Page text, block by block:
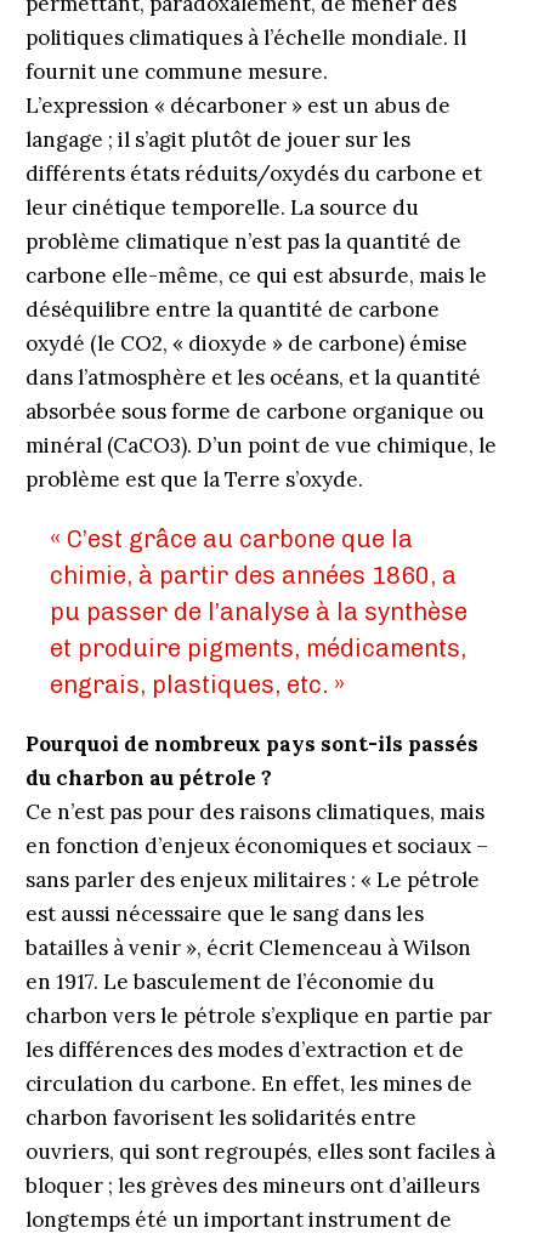
politiques climatiques à l’échelle mondiale. Il
fournit une commune mesure.
L’expression « décarboner » est un abus de
langage ; il s’agit plutôt de jouer sur les
différents états réduits/oxydés du carbone et
leur cinétique temporelle. La source du
problème climatique n’est pas la quantité de
carbone elle-même, ce qui est absurde, mais le
déséquilibre entre la quantité de carbone
oxydé (le CO2, « dioxyde » de carbone) émise
dans l’atmosphère et les océans, et la quantité
absorbée sous forme de carbone organique ou
minéral (CaCO3). D’un point de vue chimique, le
problème est que la Terre s’oxyde.
« C’est grâce au carbone que la
chimie, à partir des années 1860, a
pu passer de l’analyse à la synthèse
et produire pigments, médicaments,
engrais, plastiques, etc. »
Pourquoi de nombreux pays sont-ils passés
du charbon au pétrole ?
Ce n’est pas pour des raisons climatiques, mais
en fonction d’enjeux économiques et sociaux –
sans parler des enjeux militaires : « Le pétrole
est aussi nécessaire que le sang dans les
batailles à venir », écrit Clemenceau à Wilson
en 1917. Le basculement de l’économie du
charbon vers le pétrole s’explique en partie par
les différences des modes d’extraction et de
circulation du carbone. En effet, les mines de
charbon favorisent les solidarités entre
ouvriers, qui sont regroupés, elles sont faciles à
bloquer ; les grèves des mineurs ont d’ailleurs
longtemps été un important instrument de